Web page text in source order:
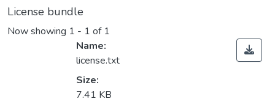
License bundle
Now showing 1 - 1 of 1
Name:
license.txt
Size:
7.41 KB